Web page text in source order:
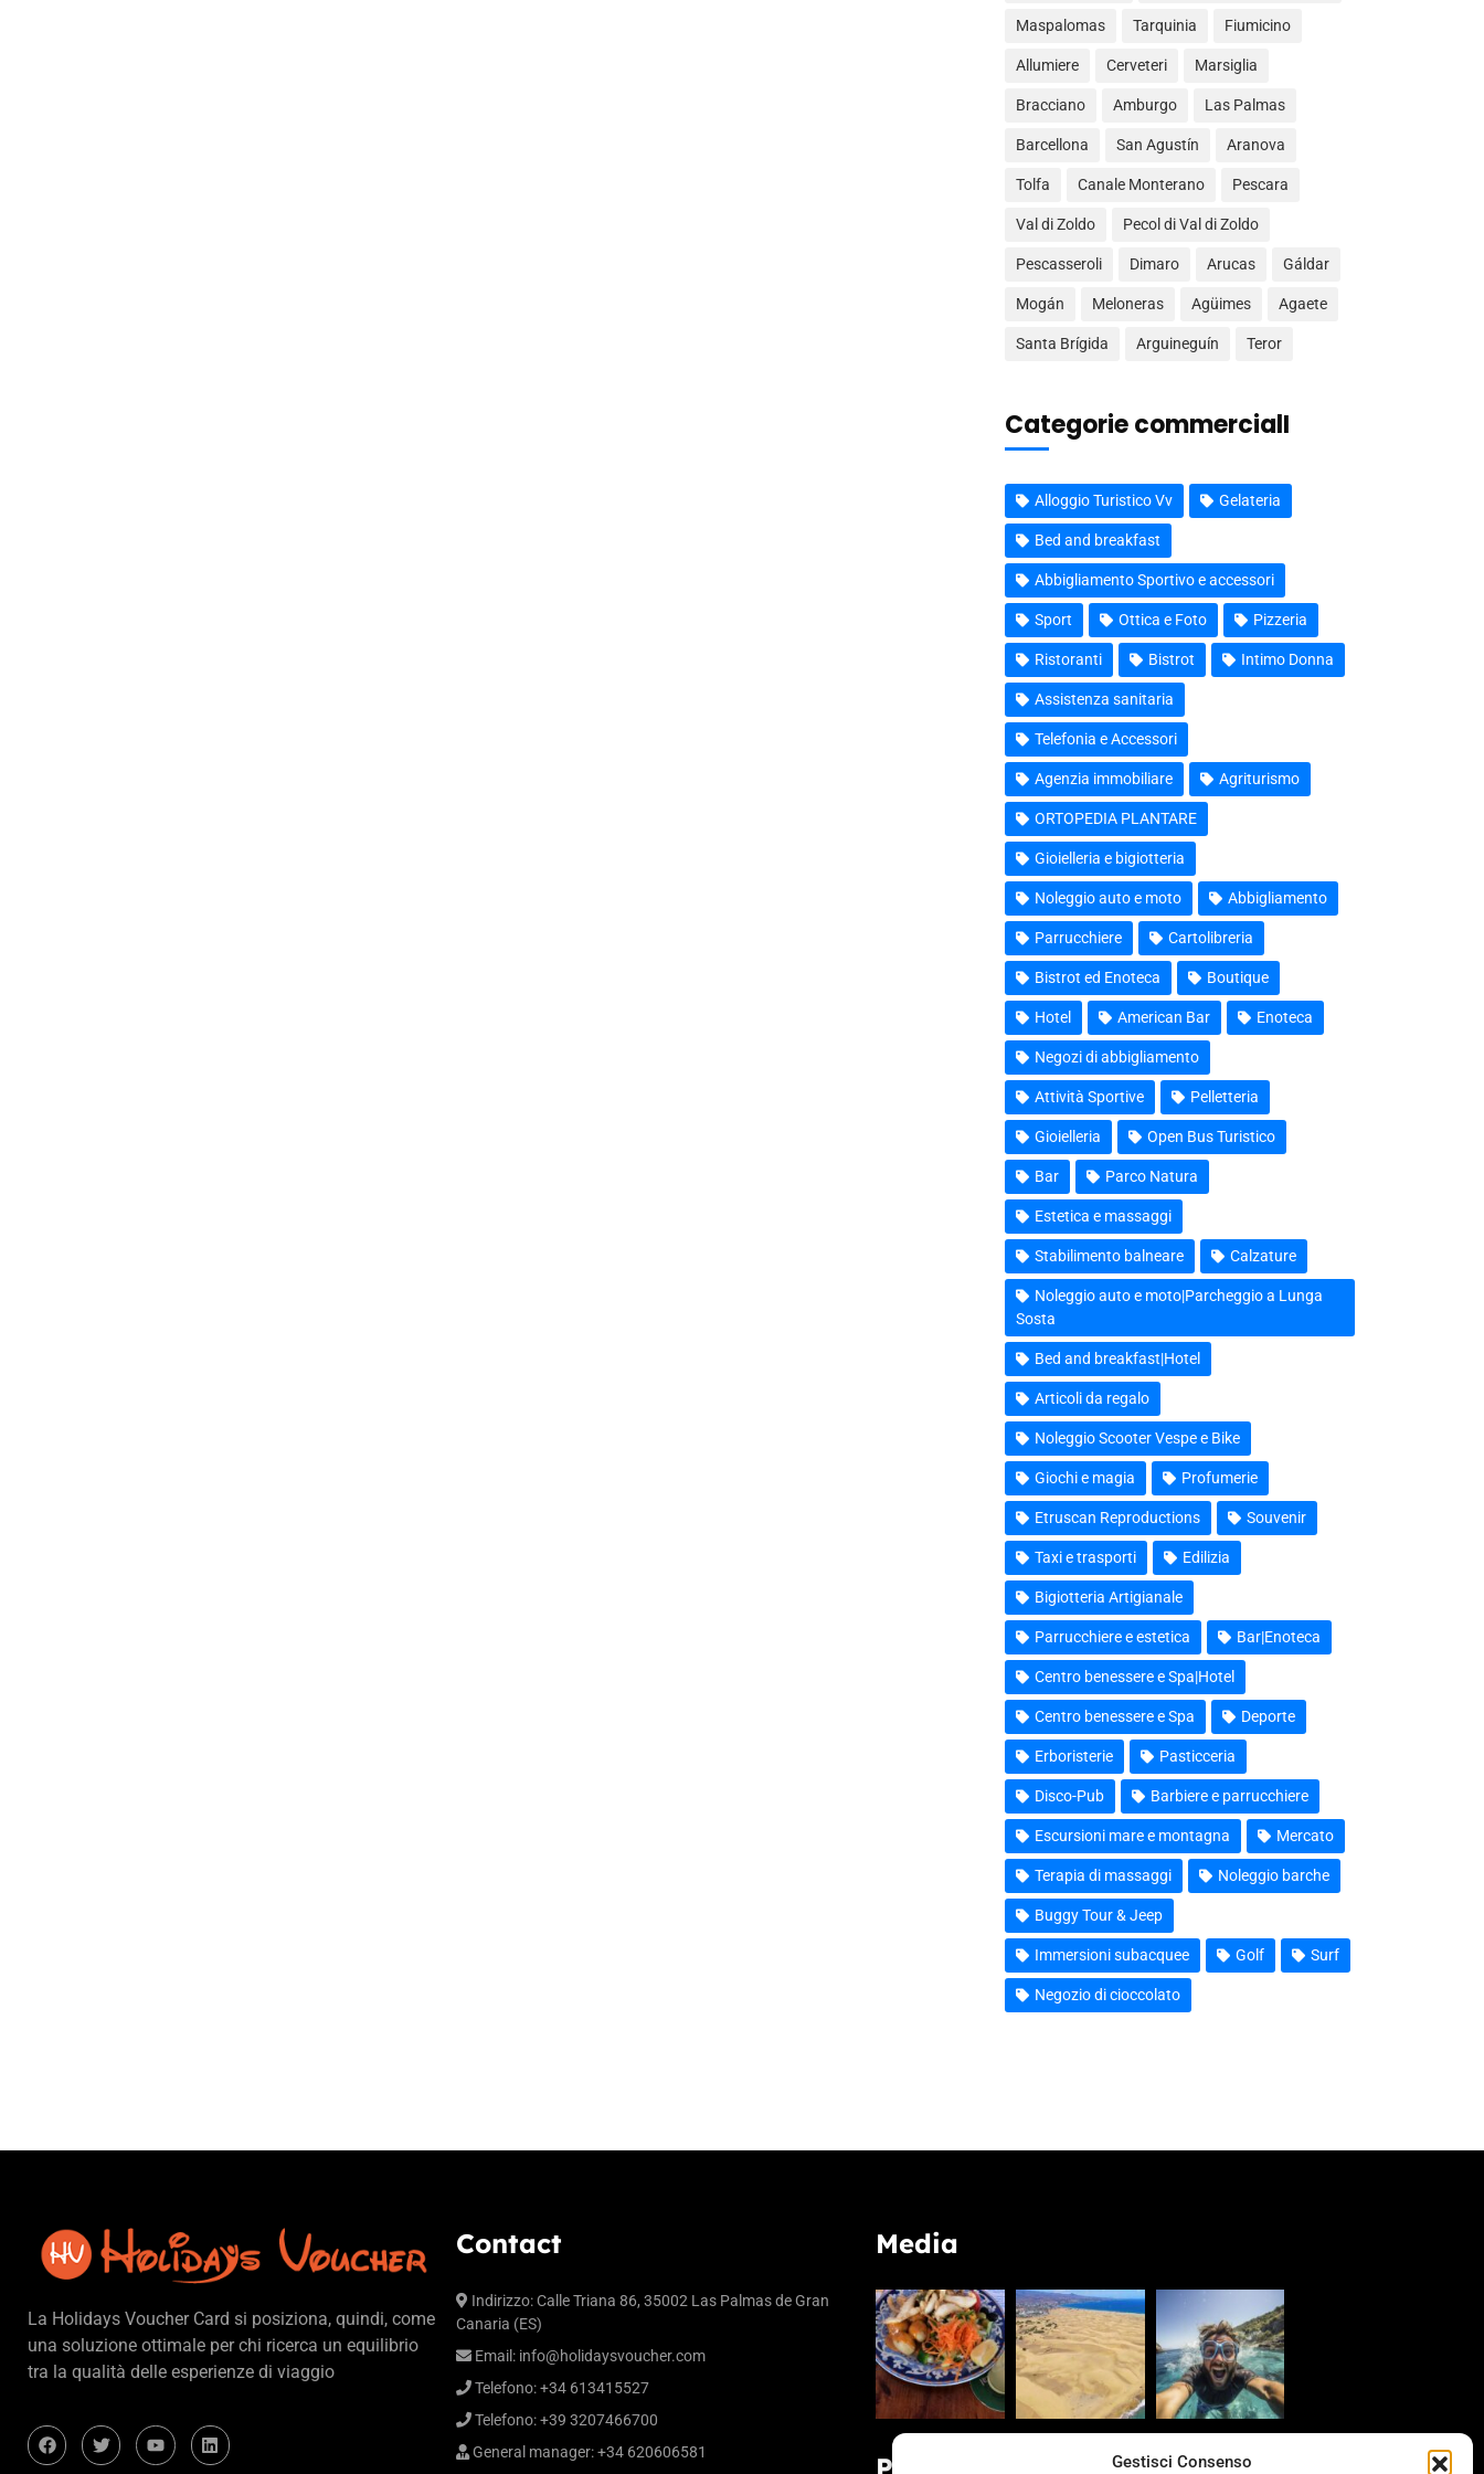
Gestisci Consenso
Maspalomas Tarquinia Fiumicino
Allumiere Cerveteri Marsiglia
Bracciano Amburgo Las Palmas
Barcellona San Agustín Aranova
Tolfa Canale Monterano Pescara
Val di Zoldo Pecol di Val di Zoldo
Pescasseroli Dimaro Arucas Gáldar
Mogán Meloneras Agüimes Agaete
Santa Brígida Arguineguín Teror
Categorie commercialI
Alloggio Turistico Vv Gelateria
Bed and breakfast
Abbigliamento Sportivo e accessori
Sport Ottica e Foto Pizzeria
Ristoranti Bistrot Intimo Donna
Assistenza sanitaria
Telefonia e Accessori
Agenzia immobiliare Agriturismo
ORTOPEDIA PLANTARE
Gioielleria e bigiotteria
Noleggio auto e moto Abbigliamento
Parrucchiere Cartolibreria
Bistrot ed Enoteca Boutique
Hotel American Bar Enoteca
Negozi di abbigliamento
Attività Sportive Pelletteria
Gioielleria Open Bus Turistico
Bar Parco Natura
Estetica e massaggi
Stabilimento balneare Calzature
Noleggio auto e moto|Parcheggio a Lunga
Sosta
Bed and breakfast|Hotel
Articoli da regalo
Noleggio Scooter Vespe e Bike
Giochi e magia Profumerie
Etruscan Reproductions Souvenir
Taxi e trasporti Edilizia
Bigiotteria Artigianale
Parrucchiere e estetica Bar|Enoteca
Centro benessere e Spa|Hotel
Centro benessere e Spa Deporte
Erboristerie Pasticceria
Disco-Pub Barbiere e parrucchiere
Escursioni mare e montagna Mercato
Terapia di massaggi Noleggio barche
Buggy Tour & Jeep
Immersioni subacquee Golf Surf
Negozio di cioccolato
La Holidays Voucher Card si posiziona, quindi, come
una soluzione ottimale per chi ricerca un equilibrio
tra la qualità delle esperienze di viaggio
Contact
Indirizzo: Calle Triana 86, 35002 Las Palmas de Gran
Canaria (ES)
Email: info@holidaysvoucher.com
Telefono: +34 613415527
Telefono: +39 3207466700
General manager: +34 620606581
Media
Partners